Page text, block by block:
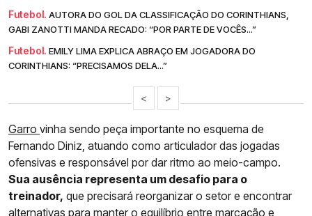
Futebol. AUTORA DO GOL DA CLASSIFICAÇÃO DO CORINTHIANS,
GABI ZANOTTI MANDA RECADO: “POR PARTE DE VOCÊS...”
Futebol. EMILY LIMA EXPLICA ABRAÇO EM JOGADORA DO
CORINTHIANS: “PRECISAMOS DELA...”
< >
Garro vinha sendo peça importante no esquema de
Fernando Diniz, atuando como articulador das jogadas
ofensivas e responsável por dar ritmo ao meio-campo.
Sua ausência representa um desafio para o
treinador, que precisará reorganizar o setor e encontrar
alternativas para manter o equilíbrio entre marcação e